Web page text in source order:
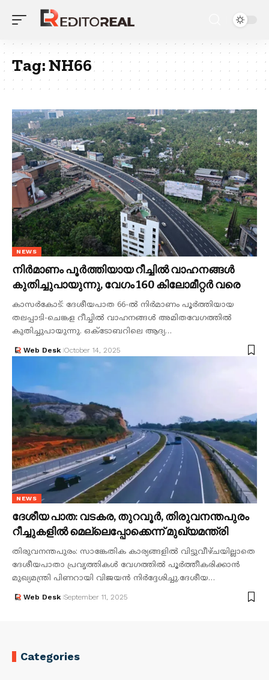
Tag:NH66
NEWS
നിർമാണം പൂർത്തിയായ റീച്ചിൽ വാഹനങ്ങൾ
കുതിച്ചുപായുന്നു, വേഗം 160 കിലോമീറ്റർ വരെ
കാസർകോട്: ദേശീയപാത 66-ൽ നിർമാണം പൂർത്തിയായ
തലപ്പാടി-ചെങ്കള റീച്ചിൽ വാഹനങ്ങൾ അമിതവേഗത്തിൽ
കുതിച്ചുപായുന്നു. ഒക്ടോബറിലെ ആദ്യ…
Web Desk October 14, 2025
NEWS
ദേശീയ പാത: വടകര, തുറവൂർ, തിരുവനന്തപുരം
റീച്ചുകളിൽ മെല്ലെപ്പോക്കെന്ന് മുഖ്യമന്ത്രി
തിരുവനന്തപുരം: സാങ്കേതിക കാര്യങ്ങളിൽ വിട്ടുവീഴ്ചയില്ലാതെ
ദേശീയപാതാ പ്രവൃത്തികൾ വേഗത്തിൽ പൂർത്തീകരിക്കാൻ
മുഖ്യമന്ത്രി പിണറായി വിജയൻ നിർദ്ദേശിച്ചു.ദേശീയ…
Web Desk September 11, 2025
Categories